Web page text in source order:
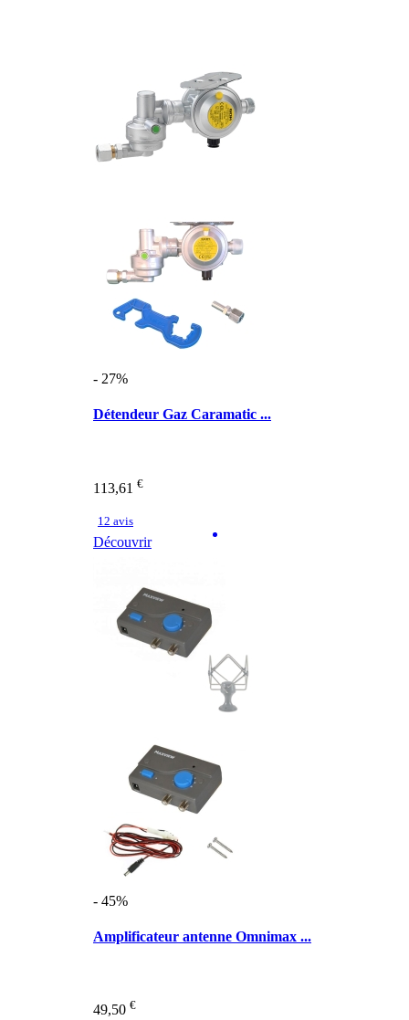
- 27%
Détendeur Gaz Caramatic ...
113,61 €
12 avis
Découvrir
- 45%
Amplificateur antenne Omnimax ...
49,50 €